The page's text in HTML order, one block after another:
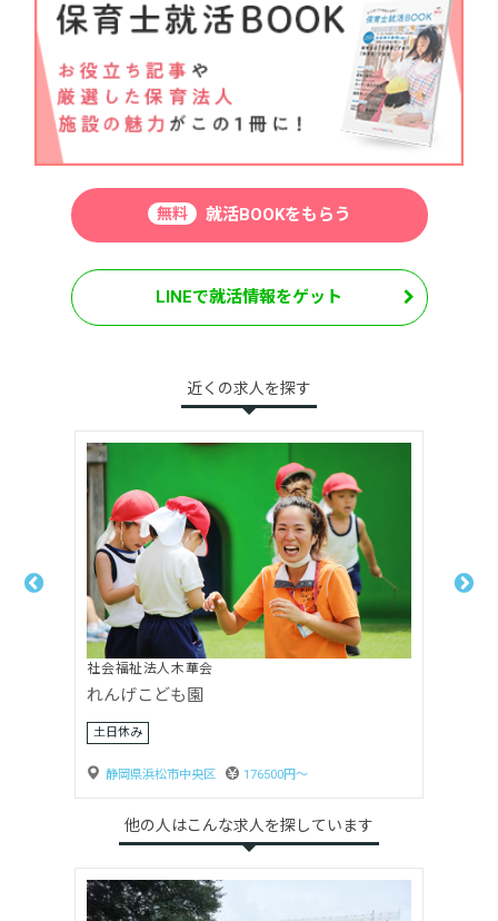
無料 就活BOOKをもらう
LINEで就活情報をゲット
近くの求人を探す
社会福祉法人木華会
れんげこども園
土日休み
静岡県浜松市中央区 176500円〜
他の人はこんな求人を探しています